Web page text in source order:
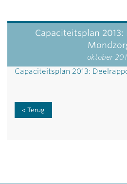
Capaciteitsplan
oktober
Capaciteitsplan 2013:
Terug